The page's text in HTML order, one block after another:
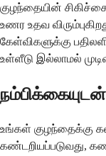
குழந்தையின்
உணர உதவ
கேள்விகளுக்கு
உள்ளீடு இல்லாமல்
உங்கள் குழந்தைக்கு
கண்டறியப்படுவது,